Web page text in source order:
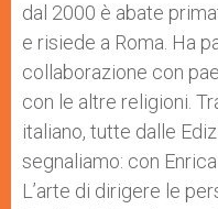
dal 2000 è abate
e risiede a Roma. Ha
collaborazione con
con le altre religioni.
italiano, tutte dalle
segnaliamo: con
L’arte di dirigere le